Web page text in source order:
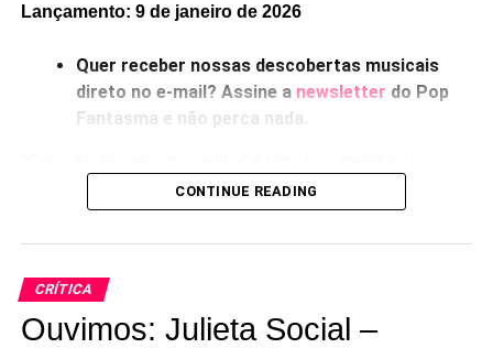
Lançamento: 9 de janeiro de 2026
Quer receber nossas descobertas musicais
direto no e-mail? Assine a newsletter do Pop
Fantasma e não perca nada.
falar de profundidades sentimentais, ou de fragilidades,
ou de perdas – e esses três temas surgem o tempo todo
emQuicksand heart,estreia solo de Jenny Hollingworth,
Grandma.
Jenny, usando hoje o alegre nome de Jenny On Holiday,
CONTINUE READING
CRÍTICA
Ouvimos: Julieta Social –